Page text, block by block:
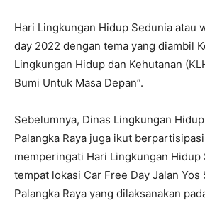
Hari Lingkungan Hidup Sedunia atau
day 2022 dengan tema yang diambil
Lingkungan Hidup dan Kehutanan
Bumi Untuk Masa Depan”.
Sebelumnya, Dinas Lingkungan
Palangka Raya juga ikut
memperingati Hari Lingkungan Hidup
tempat lokasi Car Free Day Jalan Yos
Palangka Raya yang dilaksanakan